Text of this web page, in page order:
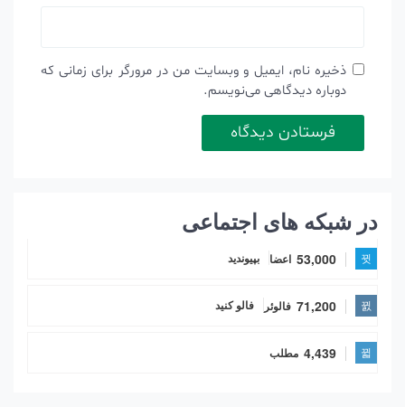
ذخیره نام، ایمیل و وبسایت من در مرورگر برای زمانی که
دوباره دیدگاهی می‌نویسم.
در شبکه های اجتماعی
53,000 اعضا بپیوندید
71,200 فالوئر فالو کنید
4,439 مطلب